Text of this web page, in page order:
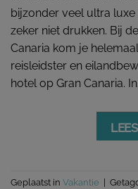
bijzonder veel ultra
zeker niet drukken. Bij
Canaria kom je
reisleidster en
hotel op Gran Canaria.
Geplaatst in Vakantie